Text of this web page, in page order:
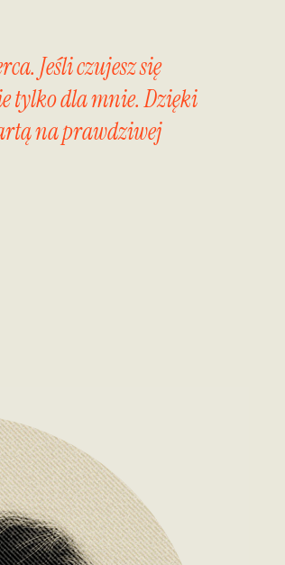
Jeśli czujesz się
tylko dla mnie. Dzięki
na prawdziwej